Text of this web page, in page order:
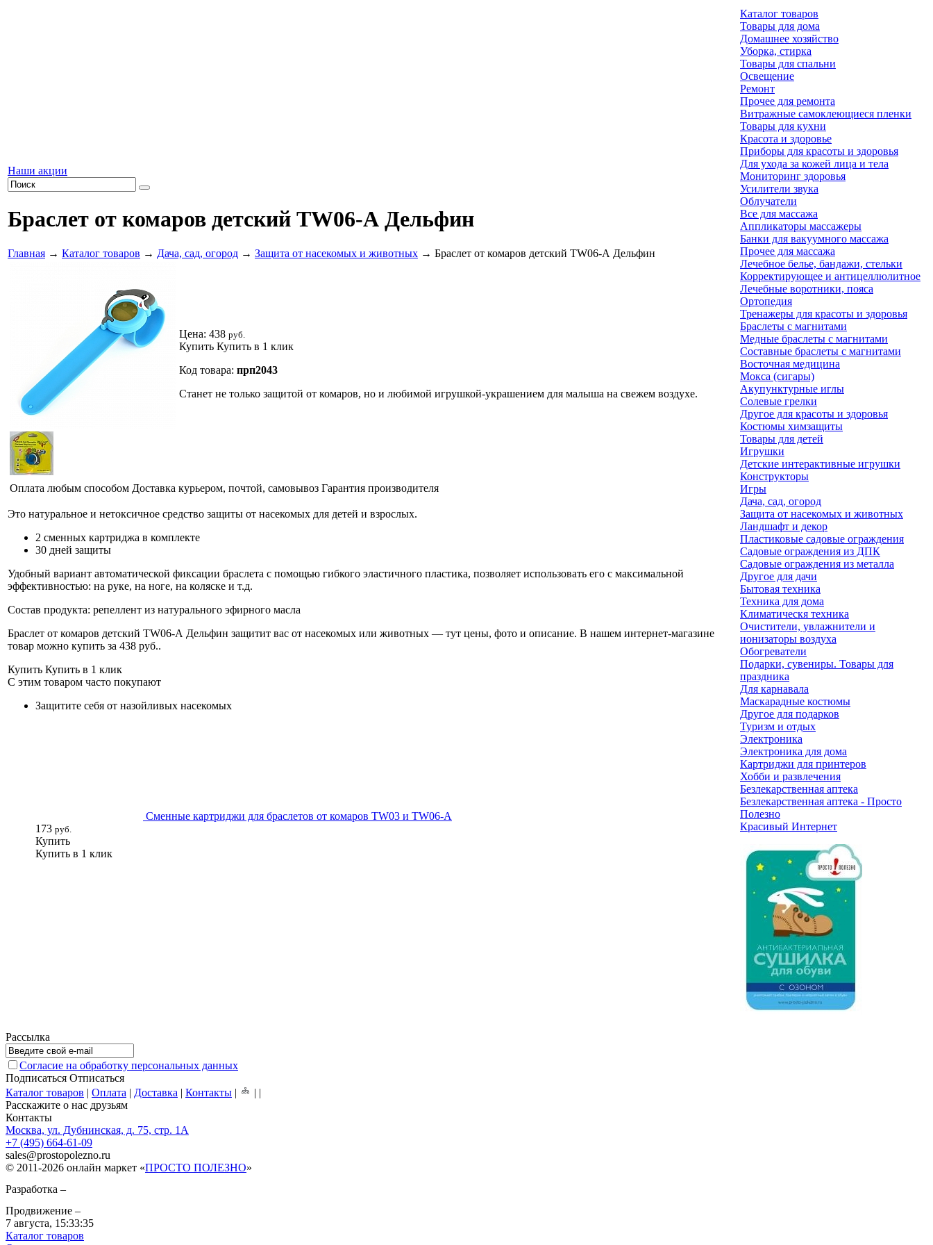
Наши акции
Браслет от комаров детский TW06-А Дельфин
Главная → Каталог товаров → Дача, сад, огород → Защита от насекомых и животных → Браслет от комаров детский TW06-А Дельфин
Цена: 438 руб.
Купить Купить в 1 клик
Код товара: прп2043
Станет не только защитой от комаров, но и любимой игрушкой-украшением для малыша на свежем воздухе.
Оплата любым способом Доставка курьером, почтой, самовывоз Гарантия производителя
Это натуральное и нетоксичное средство защиты от насекомых для детей и взрослых.
2 сменных картриджа в комплекте
30 дней защиты
Удобный вариант автоматической фиксации браслета с помощью гибкого эластичного пластика, позволяет использовать его с максимальной
эффективностью: на руке, на ноге, на коляске и т.д.
Состав продукта: репеллент из натурального эфирного масла
Браслет от комаров детский TW06-А Дельфин защитит вас от насекомых или животных — тут цены, фото и описание. В нашем интернет-магазине
товар можно купить за 438 руб..
Купить Купить в 1 клик
С этим товаром часто покупают
Защитите себя от назойливых насекомых
Сменные картриджи для браслетов от комаров TW03 и TW06-А
173 руб.
Купить
Купить в 1 клик
Каталог товаров
Товары для дома
Домашнее хозяйство
Уборка, стирка
Товары для спальни
Освещение
Ремонт
Прочее для ремонта
Витражные самоклеющиеся пленки
Товары для кухни
Красота и здоровье
Приборы для красоты и здоровья
Для ухода за кожей лица и тела
Мониторинг здоровья
Усилители звука
Облучатели
Все для массажа
Аппликаторы массажеры
Банки для вакуумного массажа
Прочее для массажа
Лечебное белье, бандажи, стельки
Корректирующее и антицеллюлитное
Лечебные воротники, пояса
Ортопедия
Тренажеры для красоты и здоровья
Браслеты с магнитами
Медные браслеты с магнитами
Составные браслеты с магнитами
Восточная медицина
Мокса (сигары)
Акупунктурные иглы
Солевые грелки
Другое для красоты и здоровья
Костюмы химзащиты
Товары для детей
Игрушки
Детские интерактивные игрушки
Конструкторы
Игры
Дача, сад, огород
Защита от насекомых и животных
Ландшафт и декор
Пластиковые садовые ограждения
Садовые ограждения из ДПК
Садовые ограждения из металла
Другое для дачи
Бытовая техника
Техника для дома
Климатическя техника
Очистители, увлажнители и
ионизаторы воздуха
Обогреватели
Подарки, сувениры. Товары для
праздника
Для карнавала
Маскарадные костюмы
Другое для подарков
Туризм и отдых
Электроника
Электроника для дома
Картриджи для принтеров
Хобби и развлечения
Безлекарственная аптека
Безлекарственная аптека - Просто
Полезно
Красивый Интернет
Рассылка
Согласие на обработку персональных данных
Подписаться Отписаться
Каталог товаров | Оплата | Доставка | Контакты | | |
Расскажите о нас друзьям
Контакты
Москва, ул. Дубнинская, д. 75, стр. 1А
+7 (495) 664-61-09
sales@prostopolezno.ru
© 2011-2026 онлайн маркет «ПРОСТО ПОЛЕЗНО»
Разработка –
Продвижение –
7 августа, 15:33:35
Каталог товаров